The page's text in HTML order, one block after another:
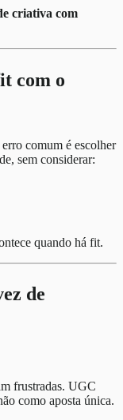
criativa com
com o
comum é escolher
sem considerar:
quando há fit.
de
frustradas. UGC
como aposta única.